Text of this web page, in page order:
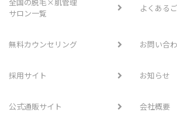
全国の脱毛×肌管理
サロン一覧
よくある
無料カウンセリング お問い合
採用サイト お知らせ
公式通販サイト 会社概要